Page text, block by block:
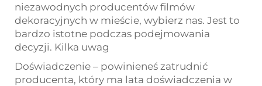
niezawodnych producentów filmów
dekoracyjnych w mieście, wybierz nas. Jest to
bardzo istotne podczas podejmowania
decyzji. Kilka uwag
Doświadczenie – powinieneś zatrudnić
producenta, który ma lata doświadczenia w